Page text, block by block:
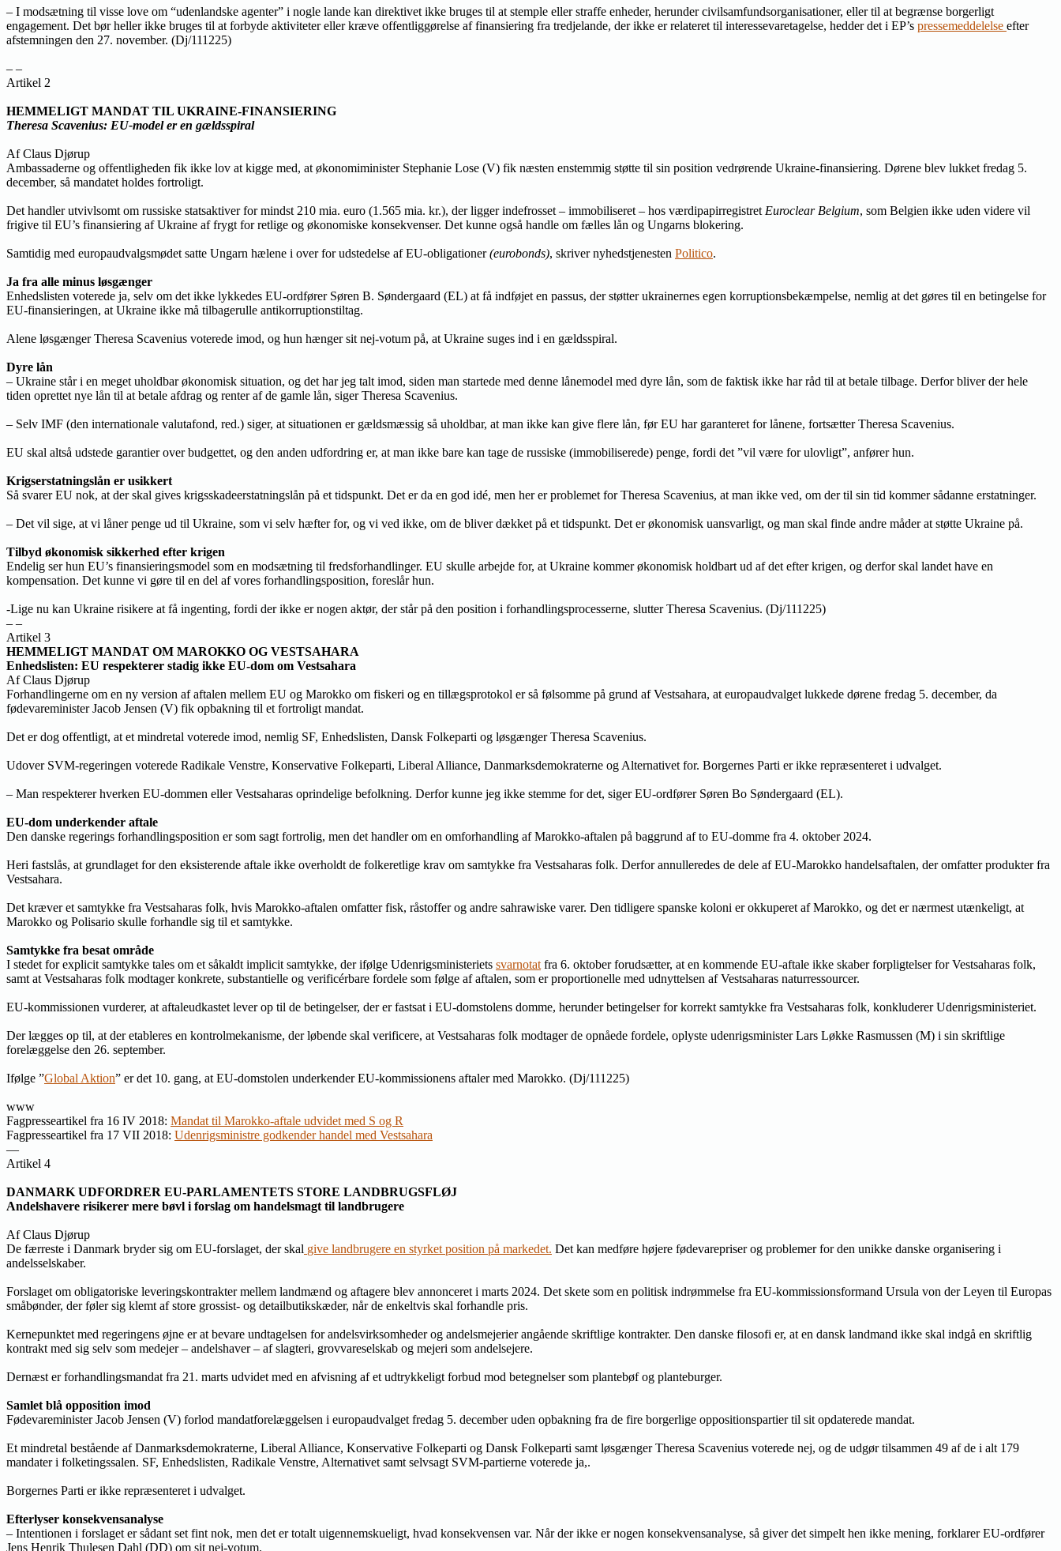
– I modsætning til visse love om “udenlandske agenter” i nogle lande kan direktivet ikke bruges til at stemple eller straffe enheder, herunder civilsamfundsorganisationer, eller til at begrænse borgerligt
engagement. Det bør heller ikke bruges til at forbyde aktiviteter eller kræve offentliggørelse af finansiering fra tredjelande, der ikke er relateret til interessevaretagelse, hedder det i EP’s pressemeddelelse efter
afstemningen den 27. november. (Dj/111225)
– –
Artikel 2
HEMMELIGT MANDAT TIL UKRAINE-FINANSIERING
Theresa Scavenius: EU-model er en gældsspiral
Af Claus Djørup
Ambassaderne og offentligheden fik ikke lov at kigge med, at økonomiminister Stephanie Lose (V) fik næsten enstemmig støtte til sin position vedrørende Ukraine-finansiering. Dørene blev lukket fredag 5.
december, så mandatet holdes fortroligt.
Det handler utvivlsomt om russiske statsaktiver for mindst 210 mia. euro (1.565 mia. kr.), der ligger indefrosset – immobiliseret – hos værdipapirregistret Euroclear Belgium, som Belgien ikke uden videre vil
frigive til EU’s finansiering af Ukraine af frygt for retlige og økonomiske konsekvenser. Det kunne også handle om fælles lån og Ungarns blokering.
Samtidig med europaudvalgsmødet satte Ungarn hælene i over for udstedelse af EU-obligationer(eurobonds), skriver nyhedstjenesten Politico.
Ja fra alle minus løsgænger
Enhedslisten voterede ja, selv om det ikke lykkedes EU-ordfører Søren B. Søndergaard (EL) at få indføjet en passus, der støtter ukrainernes egen korruptionsbekæmpelse, nemlig at det gøres til en betingelse for
EU-finansieringen, at Ukraine ikke må tilbagerulle antikorruptionstiltag.
Alene løsgænger Theresa Scavenius voterede imod, og hun hænger sit nej-votum på, at Ukraine suges ind i en gældsspiral.
Dyre lån
– Ukraine står i en meget uholdbar økonomisk situation, og det har jeg talt imod, siden man startede med denne lånemodel med dyre lån, som de faktisk ikke har råd til at betale tilbage. Derfor bliver der hele
tiden oprettet nye lån til at betale afdrag og renter af de gamle lån, siger Theresa Scavenius.
– Selv IMF (den internationale valutafond, red.) siger, at situationen er gældsmæssig så uholdbar, at man ikke kan give flere lån, før EU har garanteret for lånene, fortsætter Theresa Scavenius.
EU skal altså udstede garantier over budgettet, og den anden udfordring er, at man ikke bare kan tage de russiske (immobiliserede) penge, fordi det ”vil være for ulovligt”, anfører hun.
Krigserstatningslån er usikkert
Så svarer EU nok, at der skal gives krigsskadeerstatningslån på et tidspunkt. Det er da en god idé, men her er problemet for Theresa Scavenius, at man ikke ved, om der til sin tid kommer sådanne erstatninger.
– Det vil sige, at vi låner penge ud til Ukraine, som vi selv hæfter for, og vi ved ikke, om de bliver dækket på et tidspunkt. Det er økonomisk uansvarligt, og man skal finde andre måder at støtte Ukraine på.
Tilbyd økonomisk sikkerhed efter krigen
Endelig ser hun EU’s finansieringsmodel som en modsætning til fredsforhandlinger. EU skulle arbejde for, at Ukraine kommer økonomisk holdbart ud af det efter krigen, og derfor skal landet have en
kompensation. Det kunne vi gøre til en del af vores forhandlingsposition, foreslår hun.
-Lige nu kan Ukraine risikere at få ingenting, fordi der ikke er nogen aktør, der står på den position i forhandlingsprocesserne, slutter Theresa Scavenius. (Dj/111225)
– –
Artikel 3
HEMMELIGT MANDAT OM MAROKKO OG VESTSAHARA
Enhedslisten: EU respekterer stadig ikke EU-dom om Vestsahara
Af Claus Djørup
Forhandlingerne om en ny version af aftalen mellem EU og Marokko om fiskeri og en tillægsprotokol er så følsomme på grund af Vestsahara, at europaudvalget lukkede dørene fredag 5. december, da
fødevareminister Jacob Jensen (V) fik opbakning til et fortroligt mandat.
Det er dog offentligt, at et mindretal voterede imod, nemlig SF, Enhedslisten, Dansk Folkeparti og løsgænger Theresa Scavenius.
Udover SVM-regeringen voterede Radikale Venstre, Konservative Folkeparti, Liberal Alliance, Danmarksdemokraterne og Alternativet for. Borgernes Parti er ikke repræsenteret i udvalget.
– Man respekterer hverken EU-dommen eller Vestsaharas oprindelige befolkning. Derfor kunne jeg ikke stemme for det, siger EU-ordfører Søren Bo Søndergaard (EL).
EU-dom underkender aftale
Den danske regerings forhandlingsposition er som sagt fortrolig, men det handler om en omforhandling af Marokko-aftalen på baggrund af to EU-domme fra 4. oktober 2024.
Heri fastslås, at grundlaget for den eksisterende aftale ikke overholdt de folkeretlige krav om samtykke fra Vestsaharas folk. Derfor annulleredes de dele af EU-Marokko handelsaftalen, der omfatter produkter fra
Vestsahara.
Det kræver et samtykke fra Vestsaharas folk, hvis Marokko-aftalen omfatter fisk, råstoffer og andre sahrawiske varer. Den tidligere spanske koloni er okkuperet af Marokko, og det er nærmest utænkeligt, at
Marokko og Polisario skulle forhandle sig til et samtykke.
Samtykke fra besat område
I stedet for explicit samtykke tales om et såkaldt implicit samtykke, der ifølge Udenrigsministeriets svarnotat fra 6. oktober forudsætter, at en kommende EU-aftale ikke skaber forpligtelser for Vestsaharas folk,
samt at Vestsaharas folk modtager konkrete, substantielle og verificérbare fordele som følge af aftalen, som er proportionelle med udnyttelsen af Vestsaharas naturressourcer.
EU-kommissionen vurderer, at aftaleudkastet lever op til de betingelser, der er fastsat i EU-domstolens domme, herunder betingelser for korrekt samtykke fra Vestsaharas folk, konkluderer Udenrigsministeriet.
Der lægges op til, at der etableres en kontrolmekanisme, der løbende skal verificere, at Vestsaharas folk modtager de opnåede fordele, oplyste udenrigsminister Lars Løkke Rasmussen (M) i sin skriftlige
forelæggelse den 26. september.
Ifølge ”Global Aktion” er det 10. gang, at EU-domstolen underkender EU-kommissionens aftaler med Marokko. (Dj/111225)
www
Fagpresseartikel fra 16 IV 2018: Mandat til Marokko-aftale udvidet med S og R
Fagpresseartikel fra 17 VII 2018: Udenrigsministre godkender handel med Vestsahara
—
Artikel 4
DANMARK UDFORDRER EU-PARLAMENTETS STORE LANDBRUGSFLØJ
Andelshavere risikerer mere bøvl i forslag om handelsmagt til landbrugere
Af Claus Djørup
De færreste i Danmark bryder sig om EU-forslaget, der skal give landbrugere en styrket position på markedet. Det kan medføre højere fødevarepriser og problemer for den unikke danske organisering i
andelsselskaber.
Forslaget om obligatoriske leveringskontrakter mellem landmænd og aftagere blev annonceret i marts 2024. Det skete som en politisk indrømmelse fra EU-kommissionsformand Ursula von der Leyen til Europas
småbønder, der føler sig klemt af store grossist- og detailbutikskæder, når de enkeltvis skal forhandle pris.
Kernepunktet med regeringens øjne er at bevare undtagelsen for andelsvirksomheder og andelsmejerier angående skriftlige kontrakter. Den danske filosofi er, at en dansk landmand ikke skal indgå en skriftlig
kontrakt med sig selv som medejer – andelshaver – af slagteri, grovvareselskab og mejeri som andelsejere.
Dernæst er forhandlingsmandat fra 21. marts udvidet med en afvisning af et udtrykkeligt forbud mod betegnelser som plantebøf og planteburger.
Samlet blå opposition imod
Fødevareminister Jacob Jensen (V) forlod mandatforelæggelsen i europaudvalget fredag 5. december uden opbakning fra de fire borgerlige oppositionspartier til sit opdaterede mandat.
Et mindretal bestående af Danmarksdemokraterne, Liberal Alliance, Konservative Folkeparti og Dansk Folkeparti samt løsgænger Theresa Scavenius voterede nej, og de udgør tilsammen 49 af de i alt 179
mandater i folketingssalen. SF, Enhedslisten, Radikale Venstre, Alternativet samt selvsagt SVM-partierne voterede ja,.
Borgernes Parti er ikke repræsenteret i udvalget.
Efterlyser konsekvensanalyse
– Intentionen i forslaget er sådant set fint nok, men det er totalt uigennemskueligt, hvad konsekvensen var. Når der ikke er nogen konsekvensanalyse, så giver det simpelt hen ikke mening, forklarer EU-ordfører
Jens Henrik Thulesen Dahl (DD) om sit nej-votum.